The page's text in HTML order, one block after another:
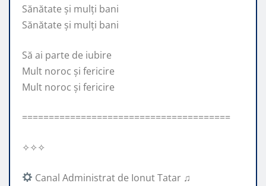
Sănătate și mulți bani
Sănătate și mulți bani
Să ai parte de iubire
Mult noroc și fericire
Mult noroc și fericire
=======================================
✧✧✧
Canal Administrat de Ionut Tatar ♫